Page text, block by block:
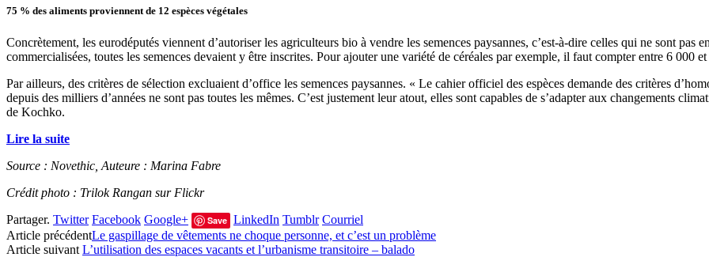
75 % des aliments proviennent de 12 espèces végétales
Concrètement, les eurodéputés viennent d’autoriser les agriculteurs bio à vendre les semences paysannes, c’est-à-dire celles qui ne sont pas
commercialisées, toutes les semences devaient y être inscrites. Pour ajouter une variété de céréales par exemple, il faut compter entre 6 000
Par ailleurs, des critères de sélection excluaient d’office les semences paysannes. « Le cahier officiel des espèces demande des critères
depuis des milliers d’années ne sont pas toutes les mêmes. C’est justement leur atout, elles sont capables de s’adapter aux changements
de Kochko.
Lire la suite
Source : Novethic, Auteure : Marina Fabre
Crédit photo : Trilok Rangan sur Flickr
Partager. Twitter Facebook Google+ Save LinkedIn Tumblr Courriel
Article précédentLe gaspillage de vêtements ne choque personne, et c’est un problème
Article suivant L’utilisation des espaces vacants et l’urbanisme transitoire – balado